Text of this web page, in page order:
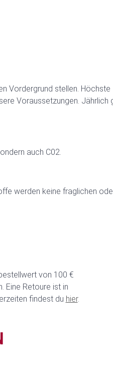
Vordergrund stellen. Höchste
Voraussetzungen.
auch C02.
werden keine fraglichen
von 100 €
Eine Retoure ist in
findest du hier.